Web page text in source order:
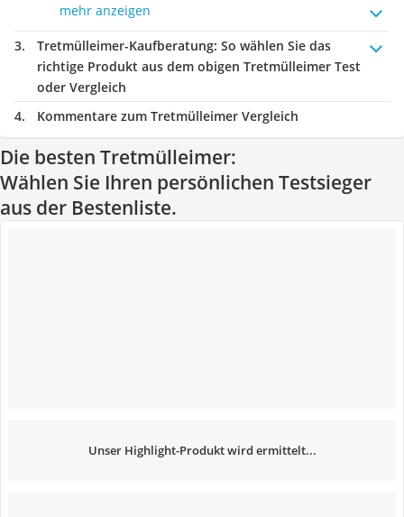
mehr anzeigen
Tretmülleimer-Kaufberatung: So wählen Sie das
richtige Produkt aus dem obigen Tretmülleimer Test
oder Vergleich
Kommentare zum Tretmülleimer Vergleich
Die besten Tretmülleimer:
Wählen Sie Ihren persönlichen Testsieger
aus der Bestenliste.
Unser Highlight-Produkt wird ermittelt...